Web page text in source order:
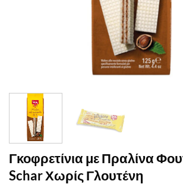
Γκοφρετίνια με Πραλίνα
Schar Χωρίς Γλουτένη